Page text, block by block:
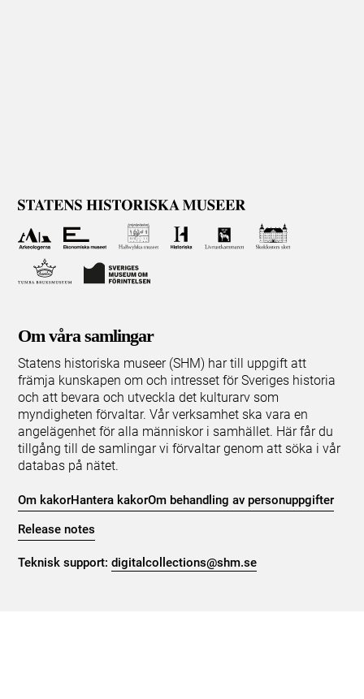
Om våra samlingar
Statens historiska museer (SHM) har till uppgift att
främja kunskapen om och intresset för Sveriges historia
och att bevara och utveckla det kulturarv som
myndigheten förvaltar. Vår verksamhet ska vara en
angelägenhet för alla människor i samhället. Här får du
tillgång till de samlingar vi förvaltar genom att söka i vår
databas på nätet.
Om kakorHantera kakorOm behandling av personuppgifter
Release notes
Teknisk support:digitalcollections@shm.se